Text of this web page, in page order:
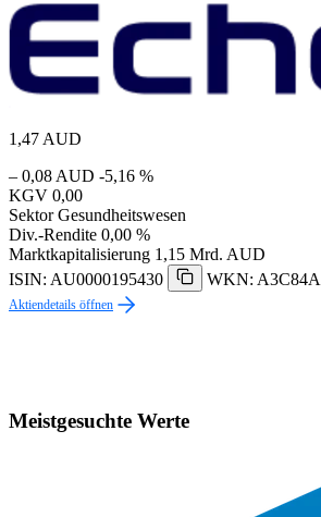
1,47AUD
– 0,08 AUD -5,16 %
KGV 0,00
Sektor Gesundheitswesen
Div.-Rendite 0,00 %
Marktkapitalisierung 1,15 Mrd. AUD
ISIN: AU0000195430
WKN: A3C84A
Aktiendetails öffnen
Meistgesuchte Werte